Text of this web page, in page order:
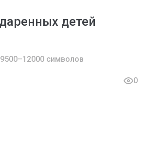
детей
символов
0